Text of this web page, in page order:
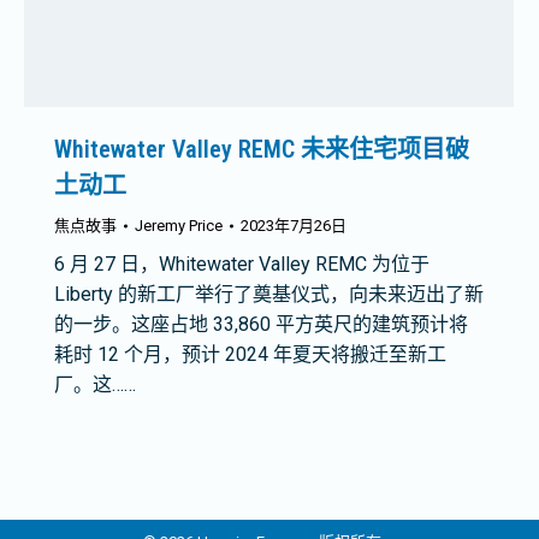
Whitewater Valley REMC 未来住宅项目破
土动工
焦点故事 Jeremy Price 2023年7月26日
6 月 27 日，Whitewater Valley REMC 为位于
Liberty 的新工厂举行了奠基仪式，向未来迈出了新
的一步。这座占地 33,860 平方英尺的建筑预计将
耗时 12 个月，预计 2024 年夏天将搬迁至新工
厂。这……